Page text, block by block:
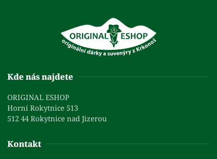
Kde nás najdete
ORIGINAL ESHOP
Horní Rokytnice 513
512 44 Rokytnice nad Jizerou
Kontakt